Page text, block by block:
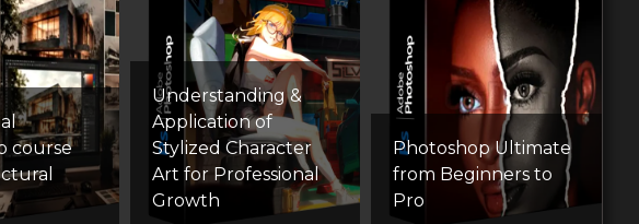
course
Understanding &
Application of
Stylized Character
Art for Professional
Growth
Photoshop Ultimate
from Beginners to
Pro